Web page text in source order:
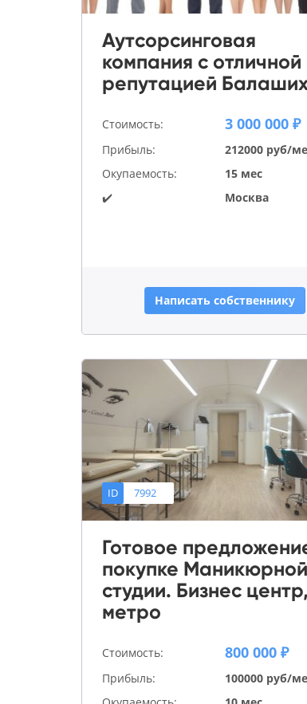
Аутсорсинговая
компания с отличной
репутацией
Стоимость: 3 000 000 ₽
Прибыль:
212000 руб/
Окупаемость:
15 мес
✔️
Москва
Написать собственнику
ID 7992
Готовое
покупке Маникюрной
студии. Бизнес
метро
Стоимость: 800 000 ₽
Прибыль:
100000 руб/